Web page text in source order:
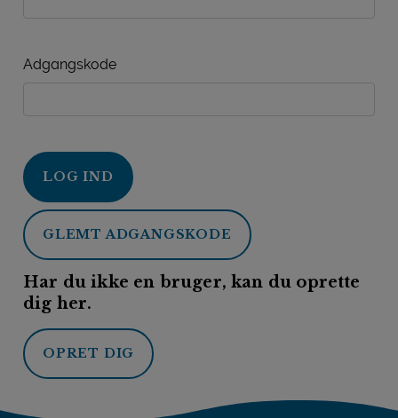
Adgangskode
LOG IND
GLEMT ADGANGSKODE
Har du ikke en bruger, kan du oprette
dig her.
OPRET DIG